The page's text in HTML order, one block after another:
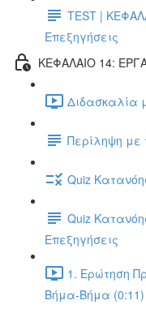
TEST |
Επεξηγήσεις
ΚΕΦΑΛΑΙΟ 14:
Διδασκαλία
Περίληψη με
Quiz
Quiz
Επεξηγήσεις
1. Ερώτηση
Βήμα-Βήμα (0:11)